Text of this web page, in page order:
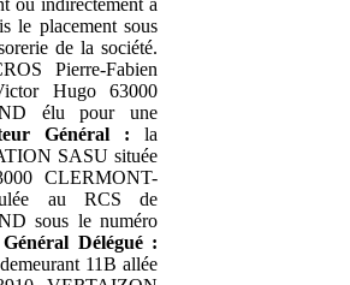
le placement sous
de la société.
Pierre-Fabien
Hugo 63000
élu pour une
Général : la
SASU située
CLERMONT-
au RCS de
sous le numéro
Délégué :
11B allée